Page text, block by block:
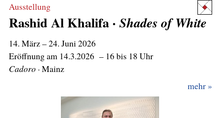
Ausstellung
Rashid Al Khalifa · Shades of White
14. März– 24. Juni 2026
Eröffnung am 14.3.2026 – 16 bis 18 Uhr
Cadoro
· Mainz
mehr